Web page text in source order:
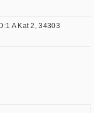
A Kat 2, 34303